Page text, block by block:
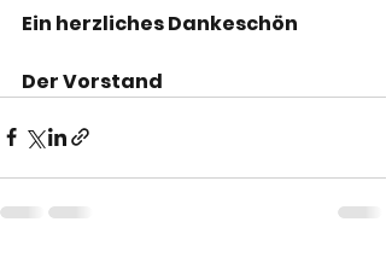
Ein herzliches Dankeschön
Der Vorstand